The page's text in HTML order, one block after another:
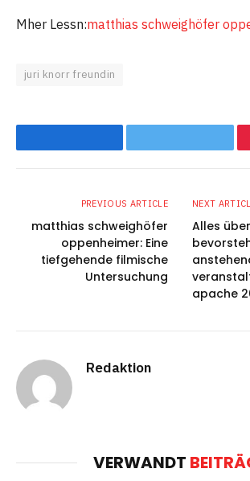
Mher Lessn:matthias schweighöfer
juri knorr freundin
Facebook Twitter
PREVIOUS ARTICLE
matthias schweighöfer
oppenheimer: Eine
tiefgehende filmische
Untersuchung
NEXT
Alles
apache
Redaktion
VERWANDT